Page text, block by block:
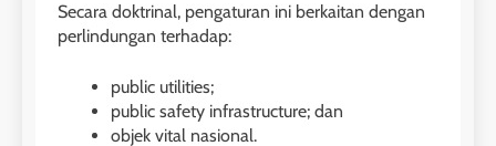
Secara doktrinal, pengaturan ini berkaitan dengan
perlindungan terhadap:
public utilities;
public safety infrastructure; dan
objek vital nasional.